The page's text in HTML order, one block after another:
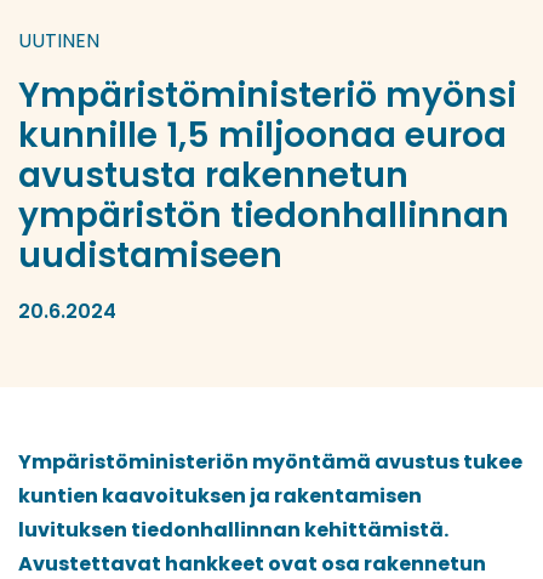
UUTINEN
Ympäristöministeriö myönsi
kunnille 1,5 miljoonaa euroa
avustusta rakennetun
ympäristön tiedonhallinnan
uudistamiseen
20.6.2024
Ympäristöministeriön myöntämä avustus tukee
kuntien kaavoituksen ja rakentamisen
luvituksen tiedonhallinnan kehittämistä.
Avustettavat hankkeet ovat osa rakennetun